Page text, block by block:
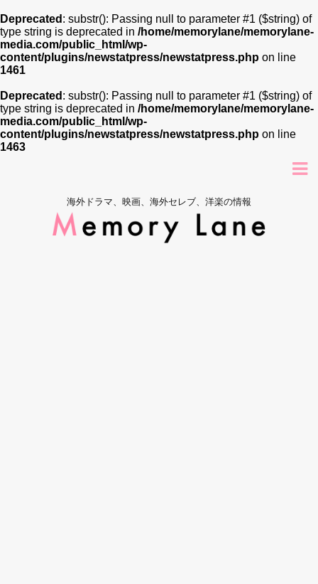
Deprecated : substr(): Passing null to parameter #1 ($string) of
type string is deprecated in /home/memorylane/memorylane-
media.com/public_html/wp-
content/plugins/newstatpress/newstatpress.php on line
1461
Deprecated : substr(): Passing null to parameter #1 ($string) of
type string is deprecated in /home/memorylane/memorylane-
media.com/public_html/wp-
content/plugins/newstatpress/newstatpress.php on line
1463
海外ドラマ、映画、海外セレブ、洋楽の情報